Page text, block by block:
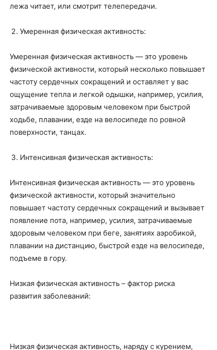
лежа читает, или смотрит телепередачи.
Умеренная физическая активность:
Умеренная физическая активность — это уровень
физической активности, который несколько повышает
частоту сердечных сокращений и оставляет у вас
ощущение тепла и легкой одышки, например, усилия,
затрачиваемые здоровым человеком при быстрой
ходьбе, плавании, езде на велосипеде по ровной
поверхности, танцах.
Интенсивная физическая активность:
Интенсивная физическая активность — это уровень
физической активности, который значительно
повышает частоту сердечных сокращений и вызывает
появление пота, например, усилия, затрачиваемые
здоровым человеком при беге, занятиях аэробикой,
плавании на дистанцию, быстрой езде на велосипеде,
подъеме в гору.
Низкая физическая активность – фактор риска
развития заболеваний:
Низкая физическая активность, наряду с курением,